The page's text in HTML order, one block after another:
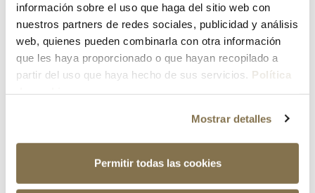
información sobre el uso que haga del sitio web con
nuestros partners de redes sociales, publicidad y análisis
web, quienes pueden combinarla con otra información
que les haya proporcionado o que hayan recopilado a
partir del uso que haya hecho de sus servicios. Política
Mostrar detalles
Permitir todas las cookies
¿Has olvidado tu contraseña?